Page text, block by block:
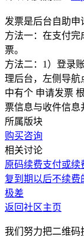
发票是后台自助申
方法一：在支付
票。
方法二：1）登录
理后台，左侧导航
中有个 申请发票
票信息与收件信息
所属版块
购买咨询
相关讨论
原码续费支付或续
复到期以后不续费
极差
返回社区主页
我们努力把二维码